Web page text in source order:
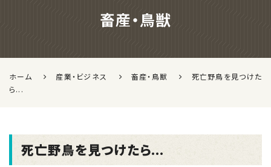
畜産・鳥獣
ホーム 産業・ビジネス 畜産・鳥獣
死亡野鳥を見つけた
ら...
死亡野鳥を見つけたら...